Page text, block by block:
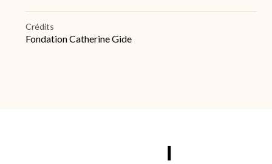
Crédits
Fondation Catherine Gide